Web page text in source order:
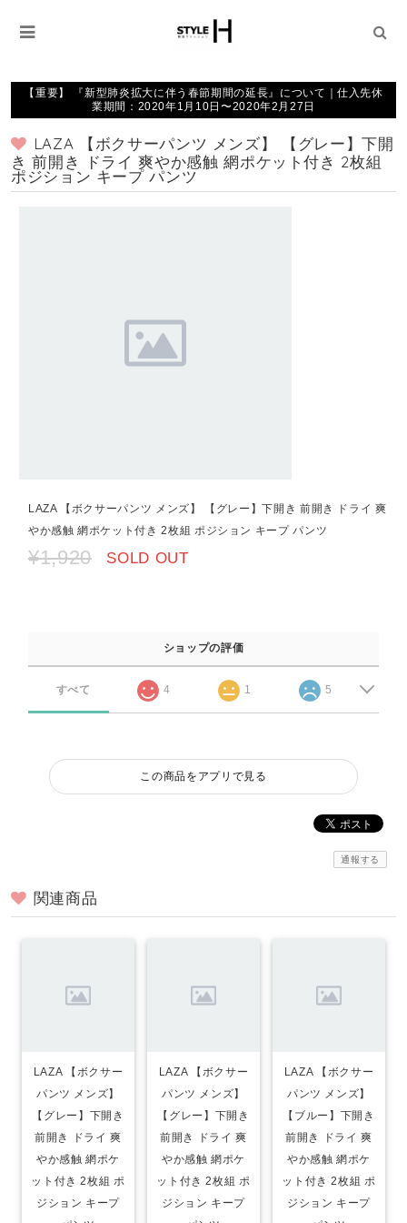
【重要】 『新型肺炎拡大に伴う春節期間の延長』について｜仕入先休
業期間：2020年1月10日〜2020年2月27日
LAZA 【ボクサーパンツ メンズ】 【グレー】下開
き 前開き ドライ 爽やか感触 網ポケット付き 2枚組
ポジション キープ パンツ
LAZA 【ボクサーパンツ メンズ】 【グレー】下開き 前開き ドライ 爽
やか感触 網ポケット付き 2枚組 ポジション キープ パンツ
¥1,920 SOLD OUT
ショップの評価
すべて 4 1 5
この商品をアプリで見る
通報する
関連商品
LAZA 【ボクサー
パンツ メンズ】
【グレー】下開き
前開き ドライ 爽
やか感触 網ポケ
ット付き 2枚組 ポ
ジション キープ
LAZA 【ボクサー
パンツ メンズ】
【グレー】下開き
前開き ドライ 爽
やか感触 網ポケ
ット付き 2枚組 ポ
ジション キープ
LAZA 【ボクサー
パンツ メンズ】
【ブルー】下開き
前開き ドライ 爽
やか感触 網ポケ
ット付き 2枚組 ポ
ジション キープ